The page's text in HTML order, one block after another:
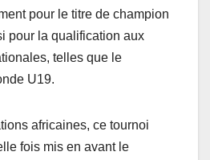
pour le titre de champion
pour la qualification aux
telles que le
U19.
africaines, ce tournoi
fois mis en avant le